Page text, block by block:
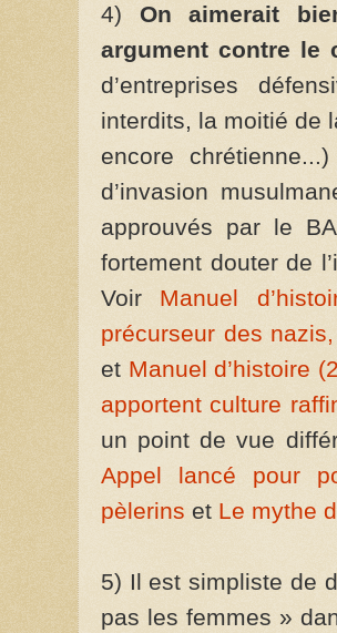
4) On aimerait
argument contre le
d’entreprises
interdits, la moitié de
encore
d’invasion
approuvés par le
fortement douter de
Voir Manuel
précurseur des
et Manuel d’histoire
apportent culture
un point de vue
Appel lancé pour
pèlerins et Le mythe
5) Il est simpliste de
pas les femmes »